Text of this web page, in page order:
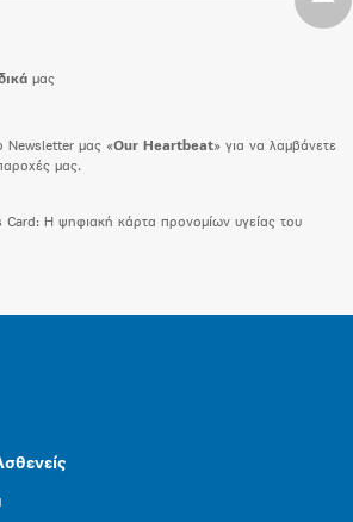
μας
Newsletter μας «Our Heartbeat» για να λαμβάνετε
μας.
Card: H ψηφιακή κάρτα προνομίων υγείας του